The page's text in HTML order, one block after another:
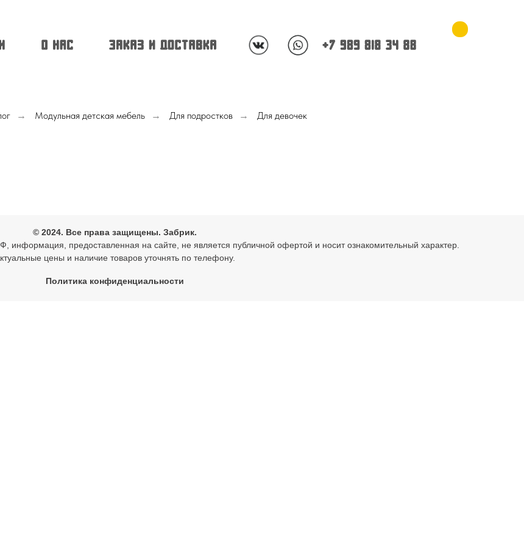
→ Модульная детская мебель → Для подростков → Для девочек
© 2024. Все права защищены. Забрик.
информация, предоставленная на сайте, не является публичной офертой и носит ознакомительный характер.
цены и наличие товаров уточнять по телефону.
Политика конфиденциальности